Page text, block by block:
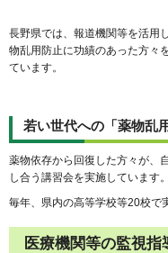
長野県では、報道機関等を活用
物乱用防止に功績のあった方々
ています。
若い世代への「薬物乱
薬物依存から回復した方々が、
し合う講習会を実施しています。
毎年、県内の高等学校等20校で
医療機関等の監視指